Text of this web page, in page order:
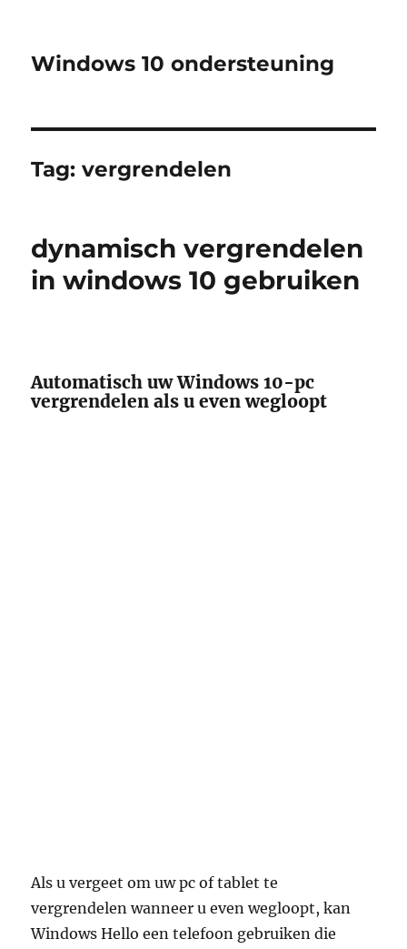
Windows 10 ondersteuning
Tag:vergrendelen
dynamisch vergrendelen
in windows 10 gebruiken
Automatisch uw Windows 10-pc
vergrendelen als u even wegloopt
Als u vergeet om uw pc of tablet te
vergrendelen wanneer u even wegloopt, kan
Windows Hello een telefoon gebruiken die